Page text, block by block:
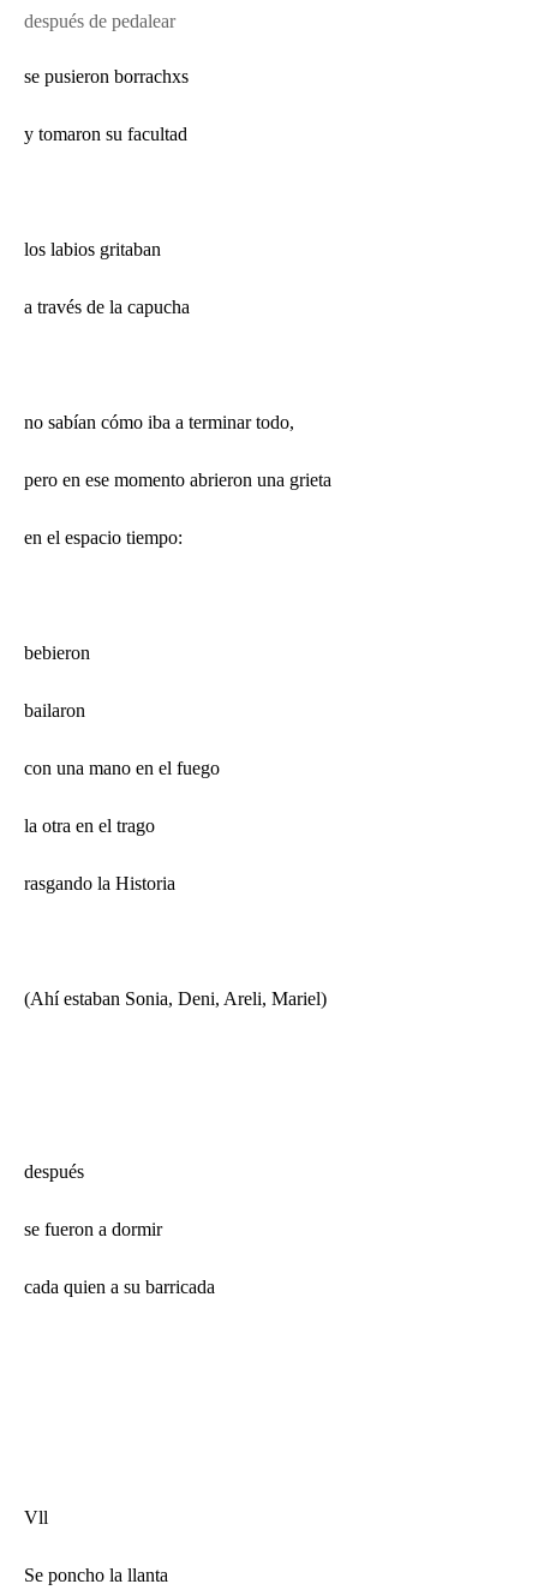
después de pedalear
se pusieron borrachxs
y tomaron su facultad
los labios gritaban
a través de la capucha
no sabían cómo iba a terminar todo,
pero en ese momento abrieron una grieta
en el espacio tiempo:
bebieron
bailaron
con una mano en el fuego
la otra en el trago
rasgando la Historia
(Ahí estaban Sonia, Deni, Areli, Mariel)
después
se fueron a dormir
cada quien a su barricada
Vll
Se poncho la llanta